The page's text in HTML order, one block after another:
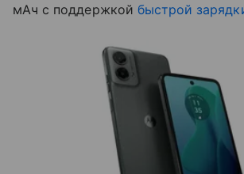
мАч с поддержкой быстрой